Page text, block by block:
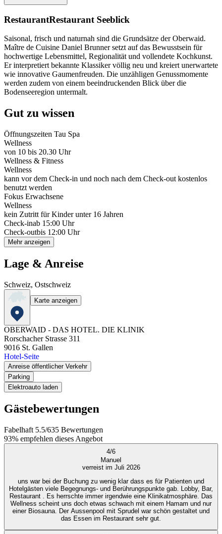
RestaurantRestaurant Seeblick
Saisonal, frisch und naturnah sind die Grundsätze der Oberwaid.
Maître de Cuisine Daniel Brunner setzt auf das Bewusstsein für
hochwertige Lebensmittel, Regionalität und vollendete Kochkunst.
Er interpretiert bekannte Klassiker völlig neu und kreiert unerwartete
wie innovative Gaumenfreuden. Die unzähligen Genussmomente
werden zudem von einem beeindruckenden Blick über die
Bodenseeregion untermalt.
Gut zu wissen
Öffnungszeiten Tau Spa
Wellness
von 10 bis 20.30 Uhr
Wellness & Fitness
Wellness
kann vor dem Check-in und noch nach dem Check-out kostenlos
benutzt werden
Fokus Erwachsene
Wellness
kein Zutritt für Kinder unter 16 Jahren
Check-inab 15:00 Uhr
Check-outbis 12:00 Uhr
Mehr anzeigen
Lage & Anreise
Schweiz, Ostschweiz
Karte anzeigen
OBERWAID - DAS HOTEL. DIE KLINIK
Rorschacher Strasse 311
9016 St. Gallen
Hotel-Seite
Anreise öffentlicher Verkehr
Parking
Elektroauto laden
Gästebewertungen
Fabelhaft 5.5/635 Bewertungen
93% empfehlen dieses Angebot
4/6
Manuel
verreist im Juli 2026
uns war bei der Buchung zu wenig klar dass es für Patienten und
Hotelgästen viele Begegnungs- und Berührungspunkte gab. Lobby, Bar,
Restaurant . Es herrschte immer irgendwie eine Klinikatmosphäre. Das
Wellness scheint uns doch etwas schwach mit einem Hamam und nur
einer Biosauna. Der Aussenpool mit Sprudel war schön gestaltet und
das Essen im Restaurant sehr gut.